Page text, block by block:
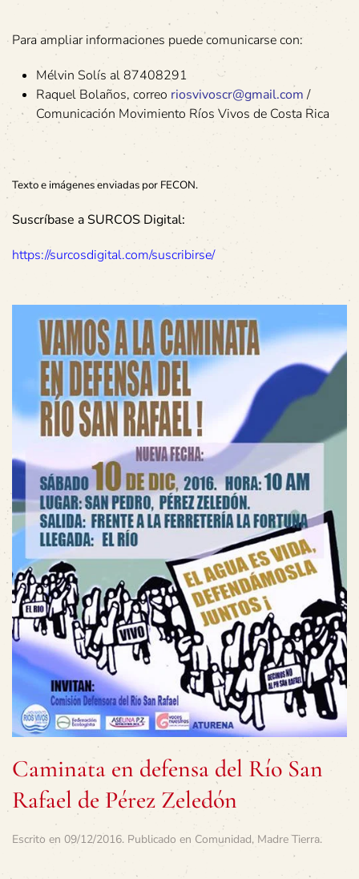
Para ampliar informaciones puede comunicarse con:
Mélvin Solís al 87408291
Raquel Bolaños, correo riosvivoscr@gmail.com/
Comunicación Movimiento Ríos Vivos de Costa Rica
Texto e imágenes enviadas por FECON.
Suscríbase a SURCOS Digital:
https://surcosdigital.com/suscribirse/
Caminata en defensa del Río San
Rafael de Pérez Zeledón
Escrito en 09/12/2016. Publicado en Comunidad, Madre Tierra.